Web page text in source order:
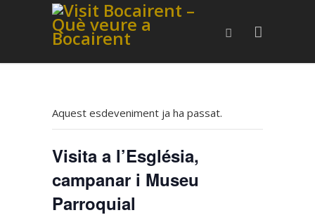
Aquest esdeveniment ja ha passat.
Visita a l’Església,
campanar i Museu
Parroquial